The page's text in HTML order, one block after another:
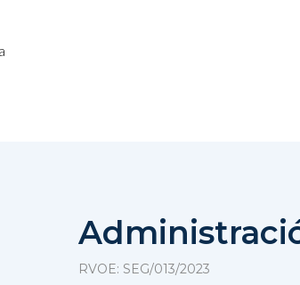
RVOE: SEG/013/2023